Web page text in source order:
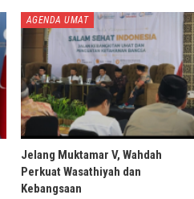
AGENDA UMAT
Jelang Muktamar V, Wahdah
Perkuat Wasathiyah dan
Kebangsaan